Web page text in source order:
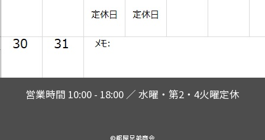
営業時間 10:00 - 18:00 ／ 水曜・第2・4火曜定休
©都屋兄弟商会